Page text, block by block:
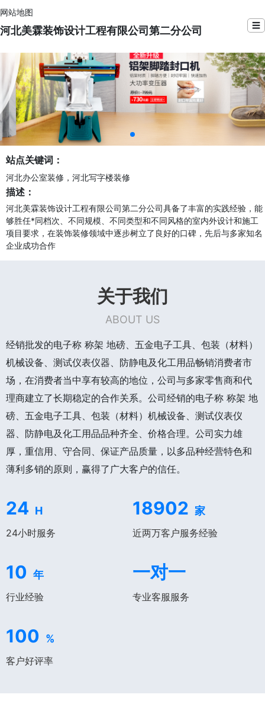
网站地图
河北美霖装饰设计工程有限公司第二分公司 ☰
站点关键词：
河北办公室装修，河北写字楼装修
描述：
河北美霖装饰设计工程有限公司第二分公司具备了丰富的实践经验，能
够胜任*同档次、不同规模、不同类型和不同风格的室内外设计和施工
项目要求，在装饰装修领域中逐步树立了良好的口碑，先后与多家知名
企业成功合作
关于我们
ABOUT US
经销批发的电子称 称架 地磅、五金电子工具、包装（材料）
机械设备、测试仪表仪器、防静电及化工用品畅销消费者市
场，在消费者当中享有较高的地位，公司与多家零售商和代
理商建立了长期稳定的合作关系。公司经销的电子称 称架 地
磅、五金电子工具、包装（材料）机械设备、测试仪表仪
器、防静电及化工用品品种齐全、价格合理。公司实力雄
厚，重信用、守合同、保证产品质量，以多品种经营特色和
薄利多销的原则，赢得了广大客户的信任。
24 H
24小时服务
18902 家
近两万客户服务经验
10 年
行业经验
一对一
专业客服服务
100 %
客户好评率